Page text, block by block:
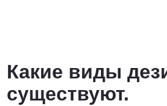
Какие виды
существуют.